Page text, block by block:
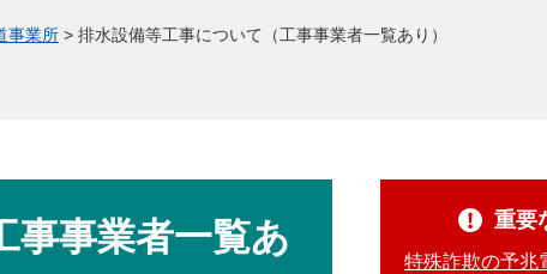
事業所 > 排水設備等工事について（工事事業者一覧あり）
事事業者一覧あ
重要
特殊詐欺の予兆